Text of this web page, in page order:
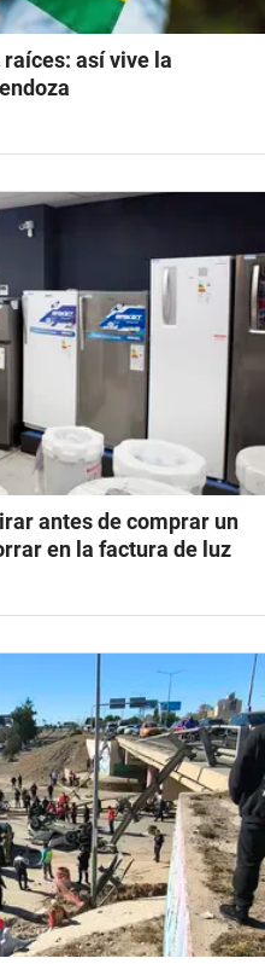
así vive la
antes de comprar un
en la factura de luz